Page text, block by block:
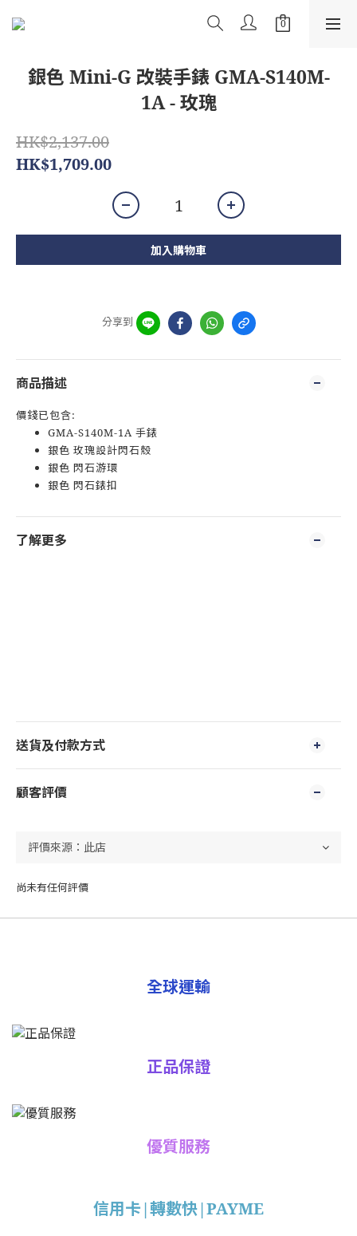
銀色 Mini-G 改裝手錶 GMA-S140M-
1A - 玫瑰
HK$2,137.00
HK$1,709.00
加入購物車
分享到
商品描述
價錢已包含:
GMA-S140M-1A 手錶
銀色 玫瑰設計閃石殼
銀色 閃石游環
銀色 閃石錶扣
了解更多
送貨及付款方式
顧客評價
尚未有任何評價
全球運輸
正品保證
優質服務
信用卡|轉數快|PAYME